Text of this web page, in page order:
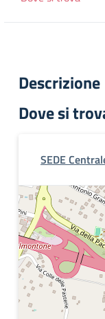
Descrizione
Dove si
SEDE